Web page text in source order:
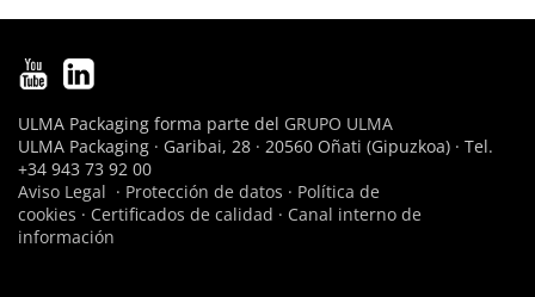
ULMA Packaging forma parte del GRUPO ULMA
ULMA Packaging · Garibai, 28 · 20560 Oñati (Gipuzkoa) · Tel.
+34 943 73 92 00
Aviso Legal · Protección de datos · Política de
cookies · Certificados de calidad · Canal interno de
información